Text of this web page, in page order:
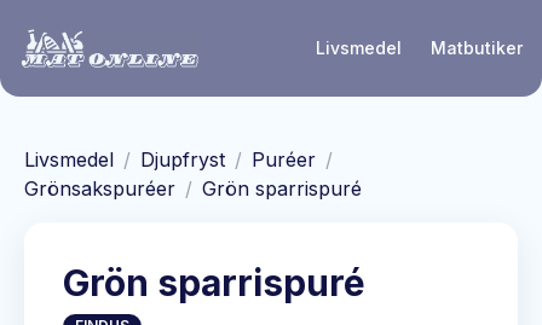
Livsmedel Matbutiker
Livsmedel / Djupfryst / Puréer /
Grönsakspuréer / Grön sparrispuré
Grön sparrispuré